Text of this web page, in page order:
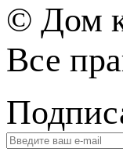
© Дом
Все